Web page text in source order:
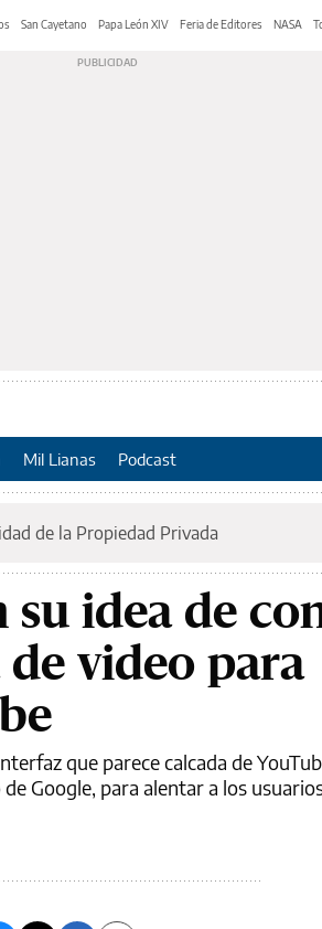
San Cayetano Papa León XIV Feria de Editores NASA
Mil Lianas Podcast
de la Propiedad Privada
su idea de
video para
que parece calcada de
Google, para alentar a los